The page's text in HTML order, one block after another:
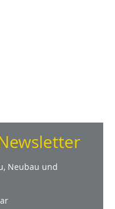
Neubau und